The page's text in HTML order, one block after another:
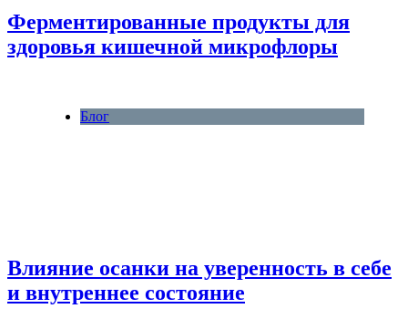
Ферментированные продукты для
здоровья кишечной микрофлоры
Блог
Влияние осанки на уверенность в себе
и внутреннее состояние